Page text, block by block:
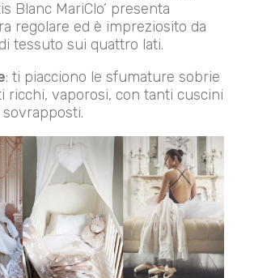
Blanc MariClo’ presenta
regolare ed è impreziosito da
tessuto sui quattro lati.
: ti piacciono le sfumature sobrie
ricchi, vaporosi, con tanti cuscini